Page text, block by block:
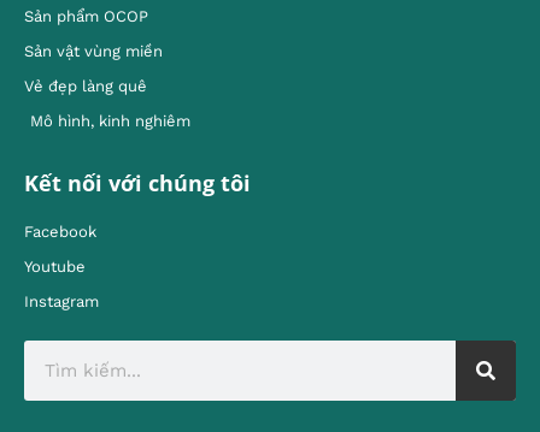
Sản phẩm OCOP
Sản vật vùng miền
Vẻ đẹp làng quê
Mô hình, kinh nghiêm
Kết nối với chúng tôi
Facebook
Youtube
Instagram